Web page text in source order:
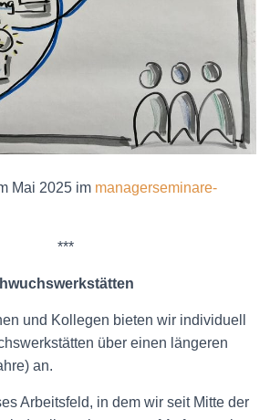
Mai 2025 im managerseminare-
***
und Kollegen bieten wir individuell
über einen längeren
an.
Arbeitsfeld, in dem wir seit Mitte der